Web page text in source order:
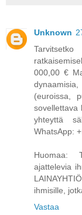
Unknown
000,00 €
(euroissa,
sovellettava
yhteyttä
WhatsApp:
Huomaa:
ajattelevia
ihmisille,
Vastaa